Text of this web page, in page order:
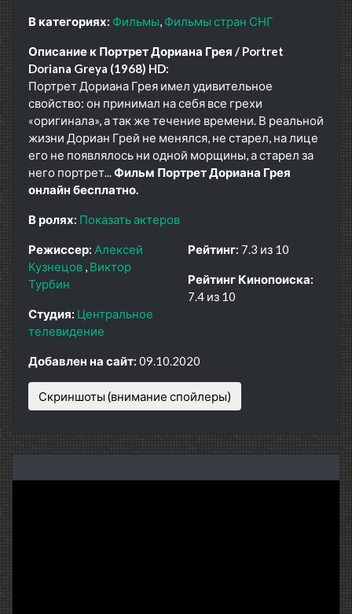
В категориях: Фильмы Фильмы стран СНГ
Описание к Портрет Дориана Грея / Portret
Doriana Greya (1968) HD:
Портрет Дориана Грея имел удивительное
свойство: он принимал на себя все грехи
«оригинала», а так же течение времени. В реальной
жизни Дориан Грей не менялся, не старел, на лице
его не появлялось ни одной морщины, а старел за
него портрет...Фильм Портрет Дориана Грея
онлайн бесплатно.
В ролях: Показать актеров
Режиссер: Алексей
Кузнецов Виктор
Турбин
Студия: Центральное
телевидение
Рейтинг: 7.3 из 10
Рейтинг Кинопоиска:
7.4 из 10
Добавлен на сайт: 09.10.2020
Скриншоты (внимание спойлеры)